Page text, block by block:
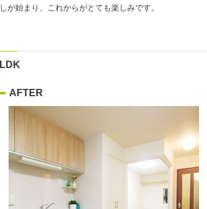
しが始まり、これからがとても楽しみです。
LDK
AFTER